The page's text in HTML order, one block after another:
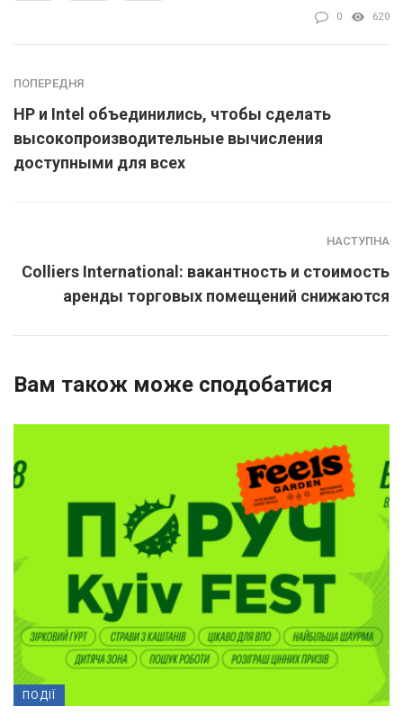
0 620
ПОПЕРЕДНЯ
HP и Intel объединились, чтобы сделать
высокопроизводительные вычисления
доступными для всех
НАСТУПНА
Colliers International: вакантность и стоимость
аренды торговых помещений снижаются
Вам також може сподобатися
ПОДІЇ